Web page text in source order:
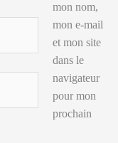
mon nom,
mon e-mail
et mon site
dans le
navigateur
pour mon
prochain